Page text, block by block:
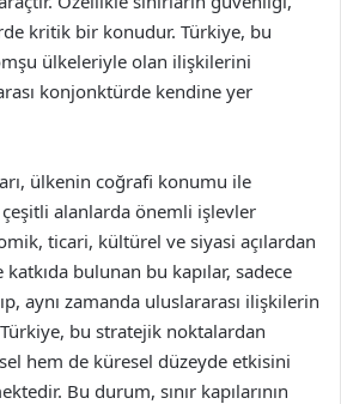
kritik bir konudur. Türkiye, bu
ülkeleriyle olan ilişkilerini
konjonktürde kendine yer
ülkenin coğrafi konumu ile
alanlarda önemli işlevler
ticari, kültürel ve siyasi açılardan
bulunan bu kapılar, sadece
aynı zamanda uluslararası ilişkilerin
bu stratejik noktalardan
hem de küresel düzeyde etkisini
Bu durum, sınır kapılarının